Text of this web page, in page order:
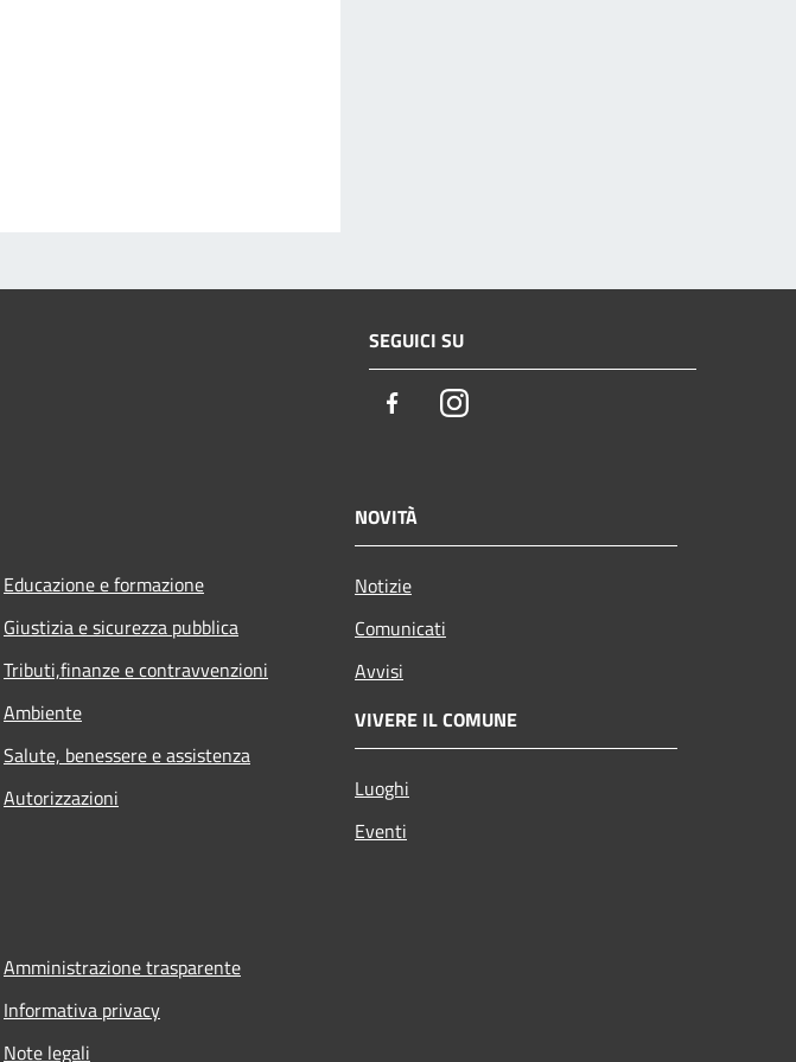
SEGUICI SU
FacebookInstagram
Educazione e formazione
Giustizia e sicurezza pubblica
Tributi,finanze e contravvenzioni
Ambiente
Salute, benessere e assistenza
Autorizzazioni
NOVITÀ
Notizie
Comunicati
Avvisi
VIVERE IL COMUNE
Luoghi
Eventi
Amministrazione trasparente
Informativa privacy
Note legali